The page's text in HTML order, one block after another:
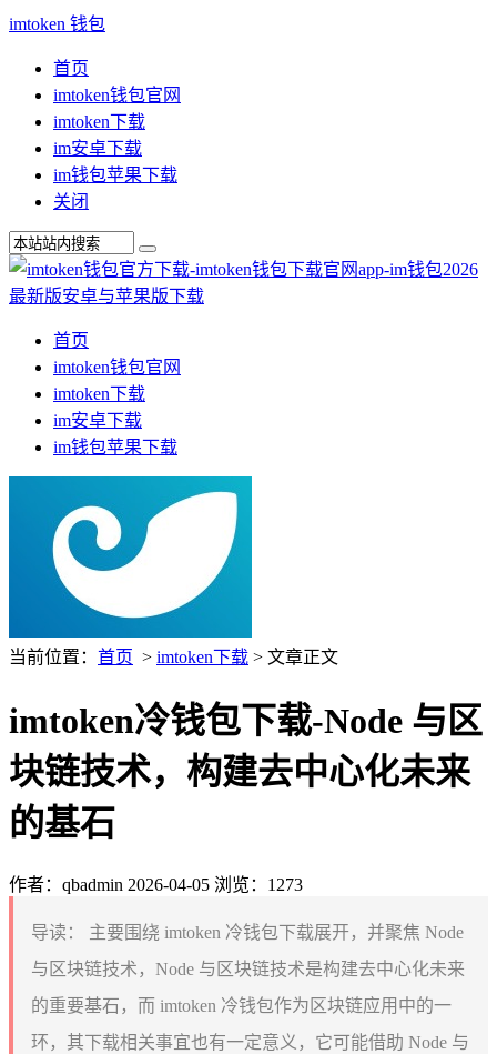
imtoken 钱包
首页
imtoken钱包官网
imtoken下载
im安卓下载
im钱包苹果下载
关闭
首页
imtoken钱包官网
imtoken下载
im安卓下载
im钱包苹果下载
当前位置： 首页 > imtoken下载 > 文章正文
imtoken冷钱包下载-Node 与区
块链技术，构建去中心化未来
的基石
作者：qbadmin 2026-04-05 浏览：1273
导读：
主要围绕 imtoken 冷钱包下载展开，并聚焦 Node
与区块链技术，Node 与区块链技术是构建去中心化未来
的重要基石，而 imtoken 冷钱包作为区块链应用中的一
环，其下载相关事宜也有一定意义，它可能借助 Node 与